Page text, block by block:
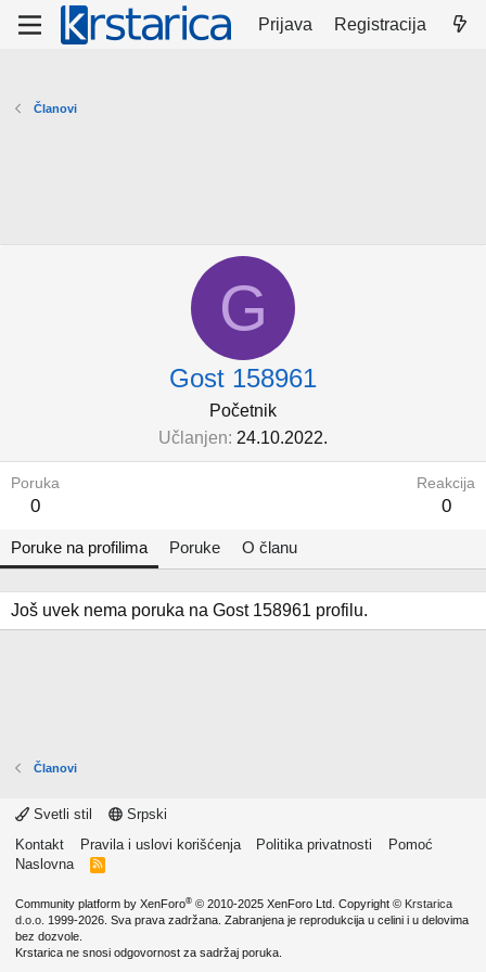
Prijava Registracija
Članovi
G
Gost 158961
Početnik
Učlanjen 24.10.2022.
Poruka
0
Reakcija
0
Poruke na profilima Poruke O članu
Još uvek nema poruka na Gost 158961 profilu.
Članovi
Svetli stil
Srpski
Kontakt
Pravila i uslovi korišćenja Politika privatnosti
Pomoć
Naslovna
R
Community platform by XenForo® © 2010-2025 XenForo Ltd. Copyright © Krstarica
d.o.o. 1999-2026. Sva prava zadržana. Zabranjena je reprodukcija u celini i u delovima
bez dozvole.
Krstarica ne snosi odgovornost za sadržaj poruka.